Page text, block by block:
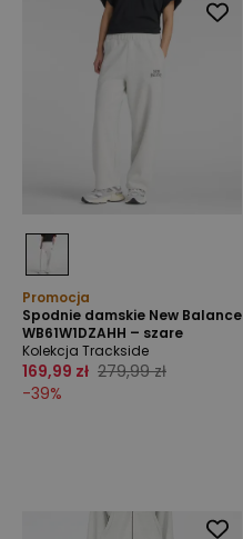
Promocja
Spodnie damskie New Balance
WB61W1DZAHH – szare
Kolekcja Trackside
169,99 zł 279,99 zł
-39%